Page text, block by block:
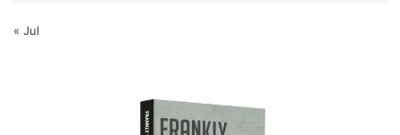
« Jul